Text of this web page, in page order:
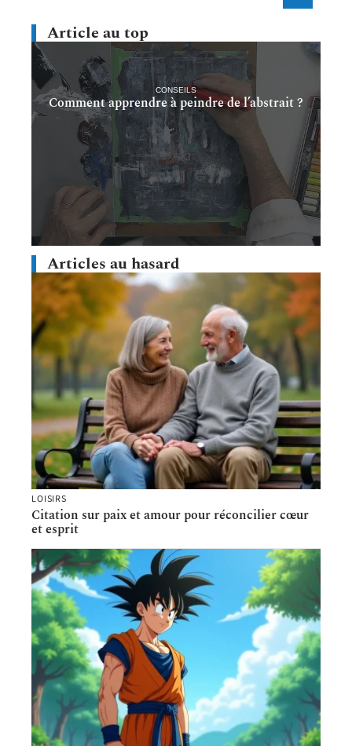
Article au top
CONSEILS
Comment apprendre à peindre de l’abstrait ?
Articles au hasard
LOISIRS
Citation sur paix et amour pour réconcilier cœur
et esprit